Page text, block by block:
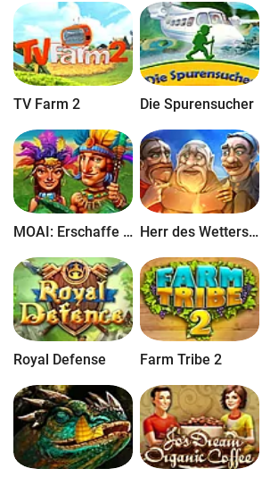
TV Farm 2 Die Spurensucher
MOAI: Erschaffe deinen Traum Herr des Wetters: Die verborgene Welt
Royal Defense Farm Tribe 2